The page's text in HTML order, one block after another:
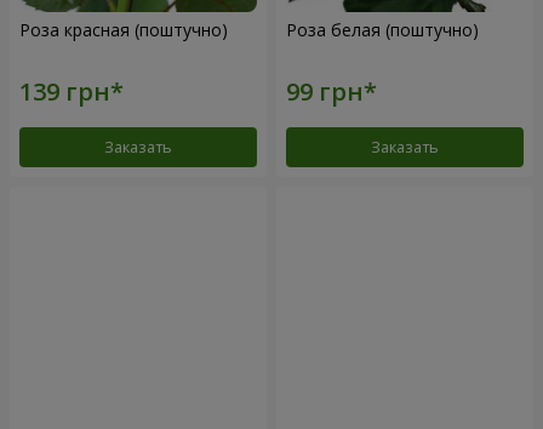
Роза красная (поштучно)
Заказать
Роза белая (поштучно)
Заказать